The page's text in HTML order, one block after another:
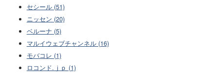
セシール (51)
ニッセン (20)
ベルーナ (5)
マルイウェブチャンネル (16)
モバコレ (1)
ロコンド.ｊｐ (1)